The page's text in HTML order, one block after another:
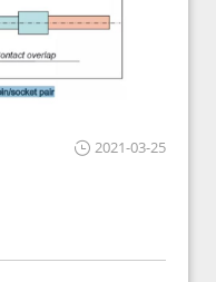
2021-03-25